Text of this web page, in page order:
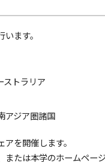
ます。
ストラリア
アジア圏諸国
を開催します。
たは本学のホームペー